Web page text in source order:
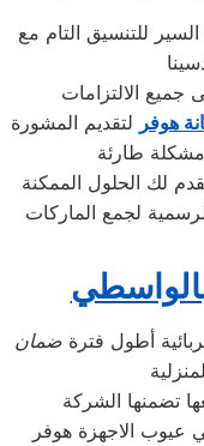
للتنسيق التام مع
الالتزامات
هوفر لتقديم المشورة
مشكلة طارئة
لك الحلول الممكنة
لجمع الماركات
أطول فترةضمان
تضمنها الشركة
الاجهزة هوفر